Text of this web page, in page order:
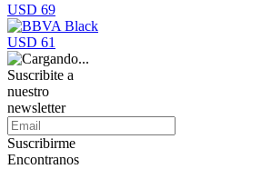
USD 69
USD 61
Suscribite a
nuestro
newsletter
Suscribirme
Encontranos